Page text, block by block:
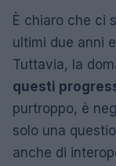
È chiaro che ci
ultimi due anni
Tuttavia, la
questi
purtroppo, è
solo una
anche di